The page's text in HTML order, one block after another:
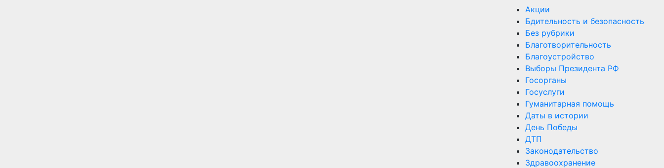
Акции
Бдительность и безопасность
Без рубрики
Благотворительность
Благоустройство
Выборы Президента РФ
Госорганы
Госуслуги
Гуманитарная помощь
Даты в истории
День Победы
ДТП
Законодательство
Здравоохранение